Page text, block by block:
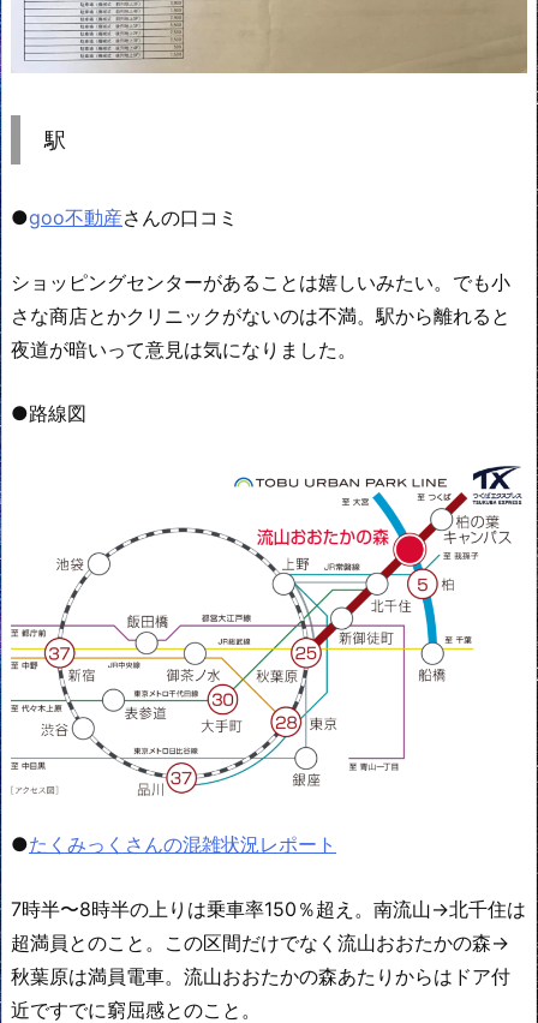
駅
●goo不動産さんの口コミ
ショッピングセンターがあることは嬉しいみたい。でも小
さな商店とかクリニックがないのは不満。駅から離れると
夜道が暗いって意見は気になりました。
●路線図
●たくみっくさんの混雑状況レポート
7時半〜8時半の上りは乗車率150％超え。南流山→北千住は
超満員とのこと。この区間だけでなく流山おおたかの森→
秋葉原は満員電車。流山おおたかの森あたりからはドア付
近ですでに窮屈感とのこと。